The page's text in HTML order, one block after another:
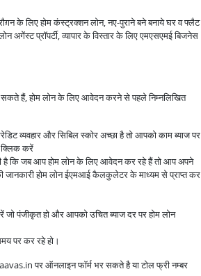
के लिए होम कंस्ट्रक्शन लोन, नए-पुराने बने बनाये घर व फ्लैट
प्रॉपर्टी, व्यापार के विस्तार के लिए एमएसएमई बिजनेस
सकते हैं, होम लोन के लिए आवेदन करने से पहले निम्नलिखित
व्यवहार और सिबिल स्कोर अच्छा है तो आपको काम ब्याज पर
क्लिक करें
है कि जब आप होम लोन के लिए आवेदन कर रहे हैं तो आप अपने
जानकारी होम लोन ईएमआई कैलकुलेटर के माध्यम से प्राप्त कर
पंजीकृत हो और आपको उचित ब्याज दर पर होम लोन
पर कर रहे हो।
पर ऑनलाइन फॉर्म भर सकते है या टोल फ्री नम्बर